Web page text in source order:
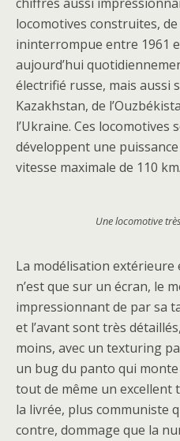
locomotives construites,
ininterrompue entre 1961
aujourd’hui
électrifié russe, mais aussi
Kazakhstan, de
l’Ukraine. Ces locomotives
développent une
vitesse maximale de 110
Une locomotive
La modélisation extérieure
n’est que sur un écran, le
impressionnant de par sa
et l’avant sont très
moins, avec un texturing
un bug du panto qui
tout de même un excellent
la livrée, plus communiste
contre, dommage que la